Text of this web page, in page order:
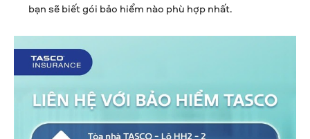
bạn sẽ biết gói bảo hiểm nào phù hợp nhất.